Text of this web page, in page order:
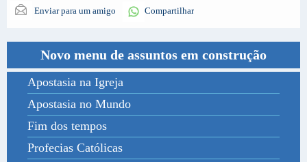
Enviar para um amigo Compartilhar
Novo menu de assuntos em construção
Apostasia na Igreja
Apostasia no Mundo
Fim dos tempos
Profecias Católicas